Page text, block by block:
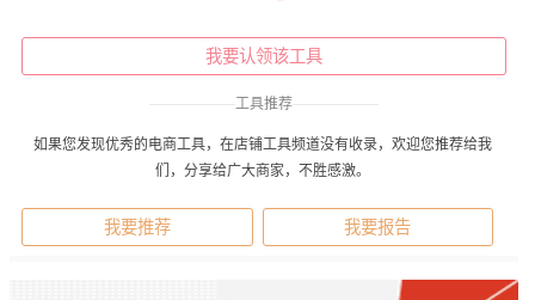
我要认领该工具
工具推荐——————
如果您发现优秀的电商工具，在店铺工具频道没有收录，欢迎您推荐给我
们，分享给广大商家，不胜感激。
我要推荐 我要报告